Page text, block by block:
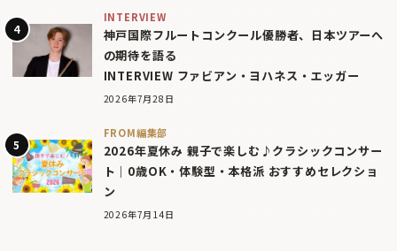
INTERVIEW
神戸国際フルートコンクール優勝者、日本ツアーへ
の期待を語る
INTERVIEW ファビアン・ヨハネス・エッガー
2026年7月28日
FROM編集部
2026年夏休み 親子で楽しむ♪クラシックコンサー
ト｜0歳OK・体験型・本格派 おすすめセレクショ
ン
2026年7月14日